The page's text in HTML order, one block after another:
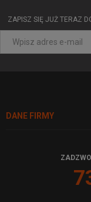
ZAPISZ SIĘ JUŻ TERAZ
DANE FIRMY